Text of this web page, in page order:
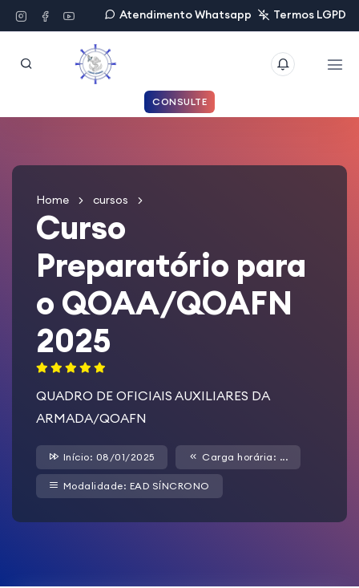
Atendimento Whatsapp Termos LGPD
CONSULTE
Home cursos
Curso
Preparatório para
o QOAA/QOAFN
2025
QUADRO DE OFICIAIS AUXILIARES DA
ARMADA/QOAFN
Início: 08/01/2025 Carga horária: ...
Modalidade: EAD SÍNCRONO